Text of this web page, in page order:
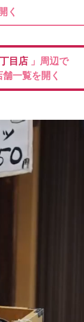
く
目店 」周辺で
一覧を開く